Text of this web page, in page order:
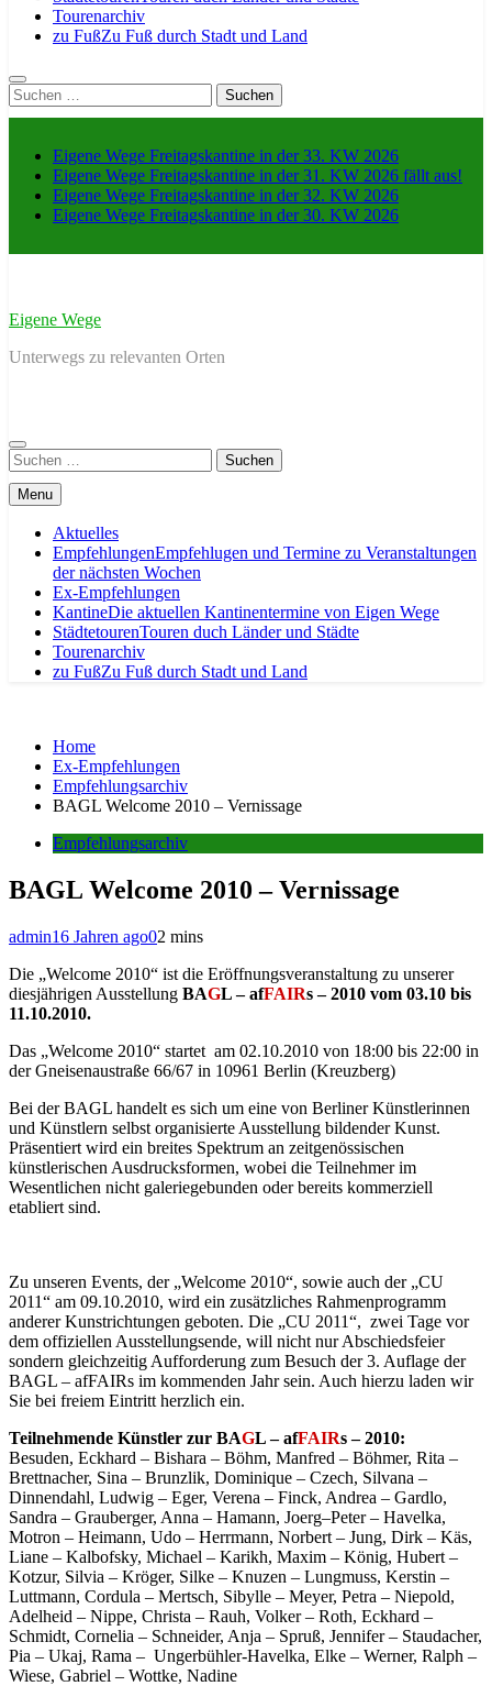
Tourenarchiv
zu FußZu Fuß durch Stadt und Land
Suche
nach:
Eigene Wege Freitagskantine in der 33. KW 2026
Eigene Wege Freitagskantine in der 31. KW 2026 fällt aus!
Eigene Wege Freitagskantine in der 32. KW 2026
Eigene Wege Freitagskantine in der 30. KW 2026
Eigene Wege
Unterwegs zu relevanten Orten
Suche
nach:
Menu
Aktuelles
EmpfehlungenEmpfehlugen und Termine zu Veranstaltungen
der nächsten Wochen
Ex-Empfehlungen
KantineDie aktuellen Kantinentermine von Eigen Wege
StädtetourenTouren duch Länder und Städte
Tourenarchiv
zu FußZu Fuß durch Stadt und Land
Home
Ex-Empfehlungen
Empfehlungsarchiv
BAGL Welcome 2010 – Vernissage
Empfehlungsarchiv
BAGL Welcome 2010 – Vernissage
admin16 Jahren ago02 mins
Die „Welcome 2010“ ist die Eröffnungsveranstaltung zu unserer
diesjährigen Ausstellung BAGL – afFAIRs – 2010 vom 03.10 bis
11.10.2010.
Das „Welcome 2010“ startet am 02.10.2010 von 18:00 bis 22:00 in
der Gneisenaustraße 66/67 in 10961 Berlin (Kreuzberg)
Bei der BAGL handelt es sich um eine von Berliner Künstlerinnen
und Künstlern selbst organisierte Ausstellung bildender Kunst.
Präsentiert wird ein breites Spektrum an zeitgenössischen
künstlerischen Ausdrucksformen, wobei die Teilnehmer im
Wesentlichen nicht galeriegebunden oder bereits kommerziell
etabliert sind.
Zu unseren Events, der „Welcome 2010“, sowie auch der „CU
2011“ am 09.10.2010, wird ein zusätzliches Rahmenprogramm
anderer Kunstrichtungen geboten. Die „CU 2011“, zwei Tage vor
dem offiziellen Ausstellungsende, will nicht nur Abschiedsfeier
sondern gleichzeitig Aufforderung zum Besuch der 3. Auflage der
BAGL – afFAIRs im kommenden Jahr sein. Auch hierzu laden wir
Sie bei freiem Eintritt herzlich ein.
Teilnehmende Künstler zur BAGL – afFAIRs – 2010:
Besuden, Eckhard – Bishara – Böhm, Manfred – Böhmer, Rita –
Brettnacher, Sina – Brunzlik, Dominique – Czech, Silvana –
Dinnendahl, Ludwig – Eger, Verena – Finck, Andrea – Gardlo,
Sandra – Grauberger, Anna – Hamann, Joerg–Peter – Havelka,
Motron – Heimann, Udo – Herrmann, Norbert – Jung, Dirk – Käs,
Liane – Kalbofsky, Michael – Karikh, Maxim – König, Hubert –
Kotzur, Silvia – Kröger, Silke – Knuzen – Lungmuss, Kerstin –
Luttmann, Cordula – Mertsch, Sibylle – Meyer, Petra – Niepold,
Adelheid – Nippe, Christa – Rauh, Volker – Roth, Eckhard –
Schmidt, Cornelia – Schneider, Anja – Spruß, Jennifer – Staudacher,
Pia – Ukaj, Rama – Ungerbühler-Havelka, Elke – Werner, Ralph –
Wiese, Gabriel – Wottke, Nadine